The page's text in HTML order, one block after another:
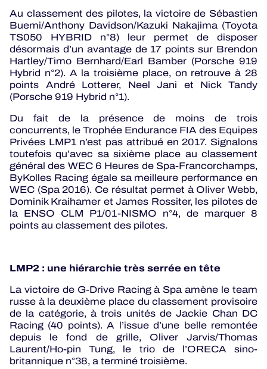
Au classement des pilotes, la victoire de Sébastien
Buemi/Anthony Davidson/Kazuki Nakajima (Toyota
TS050 HYBRID n°8) leur permet de disposer
désormais d’un avantage de 17 points sur Brendon
Hartley/Timo Bernhard/Earl Bamber (Porsche 919
Hybrid n°2). A la troisième place, on retrouve à 28
points André Lotterer, Neel Jani et Nick Tandy
(Porsche 919 Hybrid n°1).
Du fait de la présence de moins de trois
concurrents, le Trophée Endurance FIA des Equipes
Privées LMP1 n’est pas attribué en 2017. Signalons
toutefois qu’avec sa sixième place au classement
général des WEC 6 Heures de Spa-Francorchamps,
ByKolles Racing égale sa meilleure performance en
WEC (Spa 2016). Ce résultat permet à Oliver Webb,
Dominik Kraihamer et James Rossiter, les pilotes de
la ENSO CLM P1/01-NISMO n°4, de marquer 8
points au classement des pilotes.
LMP2 : une hiérarchie très serrée en tête
La victoire de G-Drive Racing à Spa amène le team
russe à la deuxième place du classement provisoire
de la catégorie, à trois unités de Jackie Chan DC
Racing (40 points). A l’issue d’une belle remontée
depuis le fond de grille, Oliver Jarvis/Thomas
Laurent/Ho-pin Tung, le trio de l’ORECA sino-
britannique n°38, a terminé troisième.